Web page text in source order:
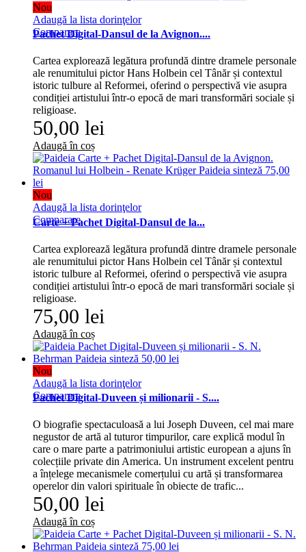
Nou
Adaugă la lista dorinţelor
Comparare
Pachet Digital-Dansul de la Avignon....
Cartea explorează legătura profundă dintre dramele personale
ale renumitului pictor Hans Holbein cel Tânăr și contextul
istoric tulbure al Reformei, oferind o perspectivă vie asupra
condiției artistului într-o epocă de mari transformări sociale și
religioase.
50,00 lei
Adaugă în coș
Nou
Adaugă la lista dorinţelor
Comparare
Carte + Pachet Digital-Dansul de la...
Cartea explorează legătura profundă dintre dramele personale
ale renumitului pictor Hans Holbein cel Tânăr și contextul
istoric tulbure al Reformei, oferind o perspectivă vie asupra
condiției artistului într-o epocă de mari transformări sociale și
religioase.
75,00 lei
Adaugă în coș
Nou
Adaugă la lista dorinţelor
Comparare
Pachet Digital-Duveen și milionarii - S....
O biografie spectaculoasă a lui Joseph Duveen, cel mai mare
negustor de artă al tuturor timpurilor, care explică modul în
care o mare parte a patrimoniului artistic european a ajuns în
colecțiile private din America. Un instrument excelent pentru
a înțelege mecanismele comerțului cu artă și transformarea
operelor din valori spirituale în obiecte de trafic...
50,00 lei
Adaugă în coș